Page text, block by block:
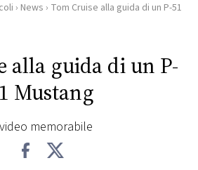
› News › Tom Cruise alla guida di un P-51
alla guida di un P-
Mustang
memorabile